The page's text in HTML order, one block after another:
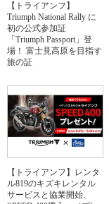
【トライアンフ】
Triumph National Rally に
初の公式参加証
「Triumph Passport」登
場！ 富士見高原を目指す
旅の証
【トライアンフ】レンタ
ル819のキズキレンタル
サービスと協業開始、